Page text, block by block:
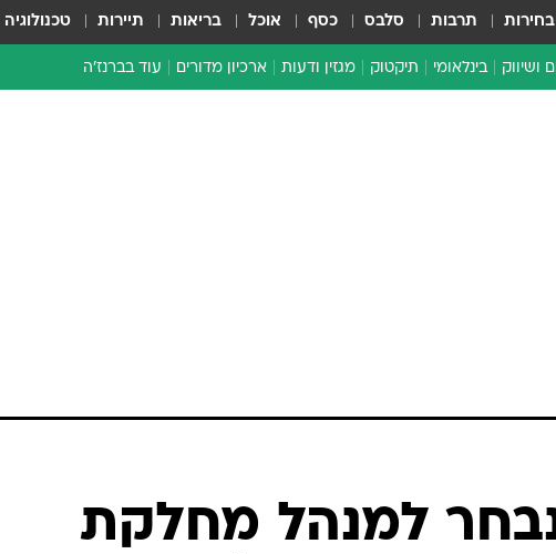
בחירות תרבות סלבס כסף אוכל בריאות תיירות טכנולוגיה
ושיווק בינלאומי תיקטוק מגזין ודעות ארכיון מדורים עוד בברנז'ה
נבחר למנהל מחלקת